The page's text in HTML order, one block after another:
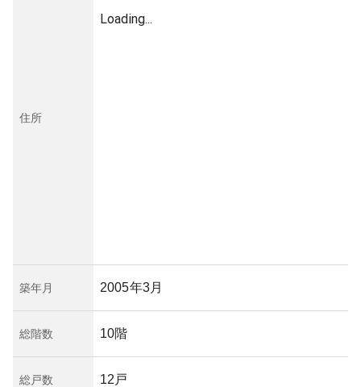
住所
Loading...
築年月 2005年3月
総階数 10階
総戸数 12戸